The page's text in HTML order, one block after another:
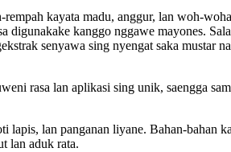
rempah kayata madu, anggur, lan woh-
digunakake kanggo nggawe mayones.
senyawa sing nyengat saka mustar
rasa lan aplikasi sing unik, saengga
lan panganan liyane. Bahan-bahan
lan aduk rata.